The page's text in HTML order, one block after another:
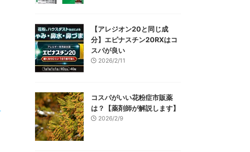
【アレジオン20と同じ成
分】エピナスチン20RXはコ
スパが良い
2026/2/11
コスパがいい花粉症市販薬
は？【薬剤師が解説します】
2026/2/9